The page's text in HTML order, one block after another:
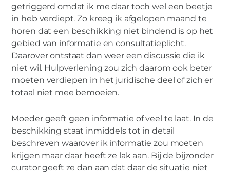
getriggerd omdat ik me daar toch wel een beetje
in heb verdiept. Zo kreeg ik afgelopen maand te
horen dat een beschikking niet bindend is op het
gebied van informatie en consultatieplicht.
Daarover ontstaat dan weer een discussie die ik
niet wil. Hulpverlening zou zich daarom ook beter
moeten verdiepen in het juridische deel of zich er
totaal niet mee bemoeien.
Moeder geeft geen informatie of veel te laat. In de
beschikking staat inmiddels tot in detail
beschreven waarover ik informatie zou moeten
krijgen maar daar heeft ze lak aan. Bij de bijzonder
curator geeft ze dan aan dat daar de situatie niet